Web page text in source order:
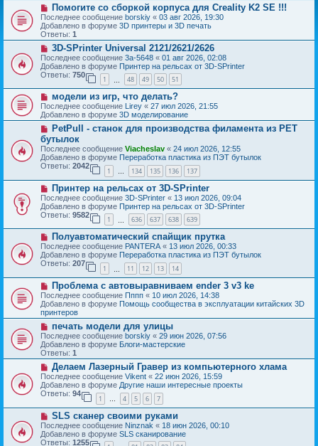
Н
о
в
о
е
с
о
о
б
е
н
и
е
Помогите со сборкой корпуса для Creality K2 SE !!!
Последнее сообщение borskiy « 03 авг 2026, 19:30
Добавлено в форуме 3D принтеры и 3D печать
Ответы: 1
Н
о
в
о
е
с
о
о
б
щ
е
н
и
е
3D-SPrinter Universal 2121/2621/2626
Последнее сообщение 3a-5648 « 01 авг 2026, 02:08
Добавлено в форуме Принтер на рельсах от 3D-SPrinter
Ответы: 750
1 48 49 50 51
Н
о
в
о
с
о
о
б
щ
е
и
е
модели из игр, что делать?
Последнее сообщение Lirey « 27 июл 2026, 21:55
Добавлено в форуме 3D моделирование
Н
в
о
е
с
о
б
щ
е
н
и
PetPull - cтанок для производства филамента из PET
бутылок
Последнее сообщение Viacheslav « 24 июл 2026, 12:55
Добавлено в форуме Переработка пластика из ПЭТ бутылок
Ответы: 2042
1 … 134 135 136 137
Н
о
в
о
е
с
о
б
щ
н
и
е
Принтер на рельсах от 3D-SPrinter
Последнее сообщение 3D-SPrinter « 13 июл 2026, 09:04
Добавлено в форуме Принтер на рельсах от 3D-SPrinter
Ответы: 9582
1 636 637 638 639
Н
о
в
о
с
о
б
щ
е
н
и
е
Полуавтоматический спайщик прутка
Последнее сообщение PANTERA« 13 июл 2026, 00:33
Добавлено в форуме Переработка пластика из ПЭТ бутылок
Ответы: 207
1 11 12 13 14
Н
о
в
о
е
с
о
о
б
щ
е
н
и
е
Проблема с автовыравниваем ender 3 v3 ke
Последнее сообщение Пппп « 10 июл 2026, 14:38
Добавлено в форуме Помощь сообщества в эксплуатации китайских 3D
принтеров
Н
о
в
о
е
с
о
о
б
е
н
и
е
печать модели для улицы
Последнее сообщение borskiy « 29 июн 2026, 07:56
Добавлено в форуме Блоги-мастерские
Ответы: 1
Н
о
в
о
е
с
о
о
б
щ
Делаем Лазерный Гравер из компьютерного хлама
Последнее сообщение Vikent « 22 июн 2026, 15:59
Добавлено в форуме Другие наши интересные проекты
Ответы: 94
1 … 4 5 6 7
Н
о
в
о
SLS сканер своими руками
Последнее сообщение Ninznak « 18 июн 2026, 00:10
Добавлено в форуме SLS сканирование
Ответы: 1255